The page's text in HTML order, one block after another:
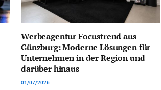
Werbeagentur Focustrend aus
Günzburg: Moderne Lösungen für
Unternehmen in der Region und
darüber hinaus
01/07/2026